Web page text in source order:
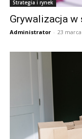
Strategia i rynek
Grywalizacja w
Administrator - 23 marca